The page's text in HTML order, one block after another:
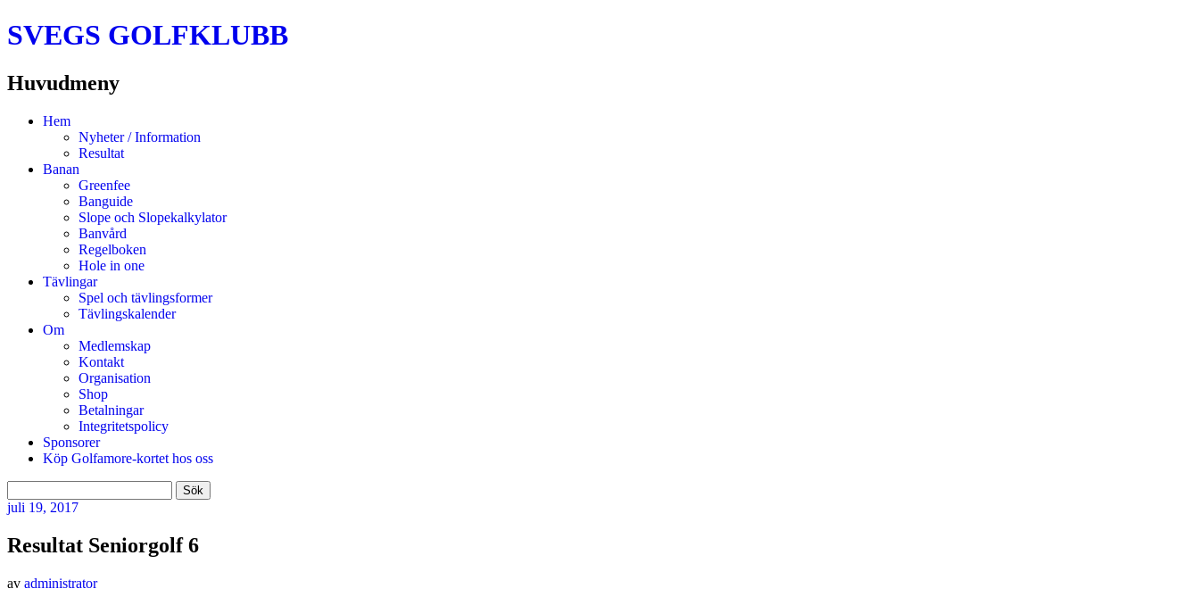
SVEGS GOLFKLUBB
Huvudmeny
HoppaHem
Nyheter / Information
Resultat
Banan
Greenfee
Banguide
Slope och Slopekalkylator
Banvård
Regelboken
Hole in one
Tävlingar
Spel och tävlingsformer
Tävlingskalender
Om
Medlemskap
Kontakt
Organisation
Shop
Betalningar
Integritetspolicy
Sponsorer
Köp Golfamore-kortet hos oss
efter:
juli 19, 2017
Resultat Seniorgolf 6
av administrator